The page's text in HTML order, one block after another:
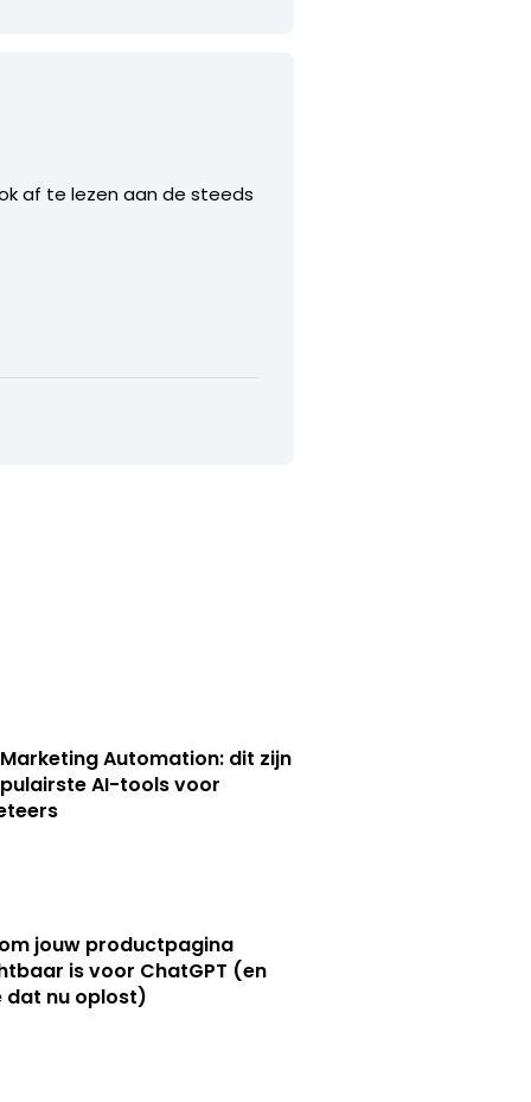
af te lezen aan de steeds
Marketing Automation: dit zijn
AI-tools voor
jouw productpagina
is voor ChatGPT (en
dat nu oplost)